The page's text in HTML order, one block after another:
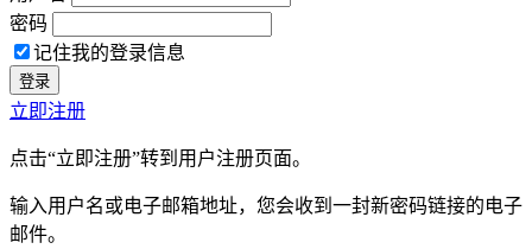
密码
记住我的登录信息
立即注册
点击“立即注册”转到用户注册页面。
输入用户名或电子邮箱地址，您会收到一封新密码链接的电子
邮件。